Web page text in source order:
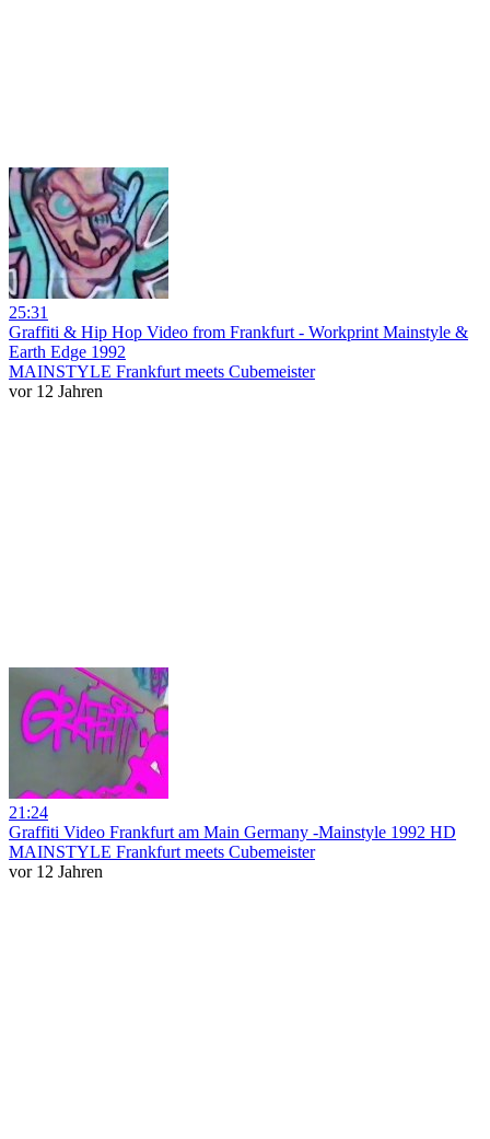
25:31
Graffiti & Hip Hop Video from Frankfurt - Workprint Mainstyle &
Earth Edge 1992
MAINSTYLE Frankfurt meets Cubemeister
vor 12 Jahren
21:24
Graffiti Video Frankfurt am Main Germany -Mainstyle 1992 HD
MAINSTYLE Frankfurt meets Cubemeister
vor 12 Jahren